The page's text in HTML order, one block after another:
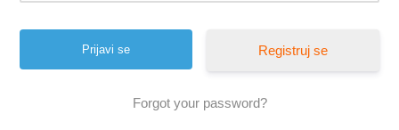
Registruj se
Forgot your password?